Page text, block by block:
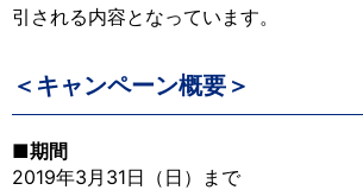
引される内容となっています。
＜キャンペーン概要＞
■期間
2019年3月31日（日）まで